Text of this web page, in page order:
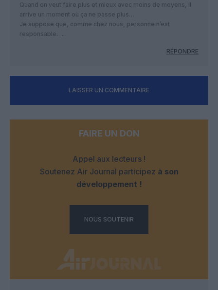
Quand on veut faire plus et mieux avec moins de moyens, il
arrive un moment où ça ne passe plus…
Je suppose que, comme chez nous, personne n’est
responsable…..
RÉPONDRE
LAISSER UN COMMENTAIRE
FAIRE UN DON
Appel aux lecteurs !
Soutenez Air Journal participez à son
développement !
NOUS SOUTENIR